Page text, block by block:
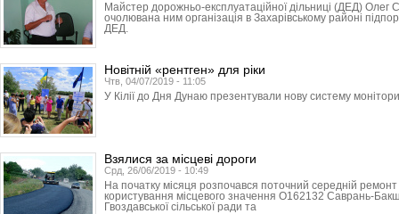
Майстер дорожньо-експлуатаційної дільниці (ДЕД) Олег
очолювана ним організація в Захарівському районі
ДЕД.
Новітній «рентген» для ріки
Чтв, 04/07/2019 - 11:05
У Кілії до Дня Дунаю презентували нову систему
Взялися за місцеві дороги
Срд, 26/06/2019 - 10:49
На початку місяця розпочався поточний середній ремонт
користування місцевого значення О162132 Саврань-
Гвоздавської сільської ради та